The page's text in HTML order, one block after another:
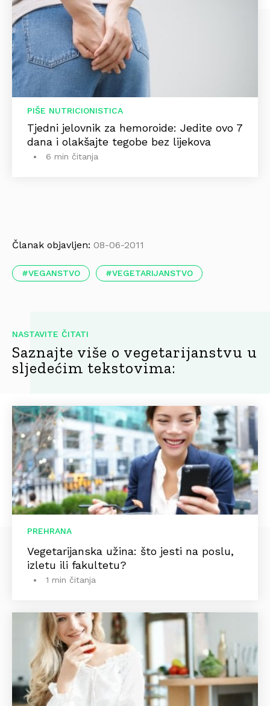
PIŠE NUTRICIONISTICA
Tjedni jelovnik za hemoroide: Jedite ovo 7
dana i olakšajte tegobe bez lijekova
6 min čitanja
Članak objavljen: 08-06-2011
VEGANSTVO VEGETARIJANSTVO
Saznajte više o vegetarijanstvu u
sljedećim tekstovima:
NASTAVITE ČITATI
PREHRANA
Vegetarijanska užina: što jesti na poslu,
izletu ili fakultetu?
1 min čitanja